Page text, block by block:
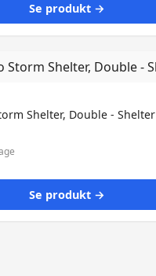
Se produkt →
Shelter, Double - Shelter
Se produkt →